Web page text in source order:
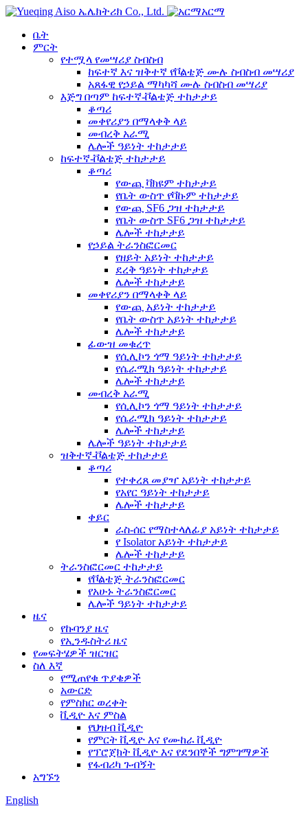
አርማ
ቤት
ምርት
የተሟላ የመሣሪያ ስብስብ
ከፍተኛ እና ዝቅተኛ የቮልቴጅ ሙሉ ስብስብ መሣሪያ
አጸፋዊ የኃይል ማካካሻ ሙሉ ስብስብ መሣሪያ
እጅግ በጣም ከፍተኛ-ቮልቴጅ ተከታታይ
ቆጣሪ
መቀየሪያን በማላቀቅ ላይ
መብረቅ አራሚ
ሌሎች ዓይነት ተከታታይ
ከፍተኛ-ቮልቴጅ ተከታታይ
ቆጣሪ
የውጪ ቫክዩም ተከታታይ
የቤት ውስጥ የቫኩም ተከታታይ
የውጪ SF6 ጋዝ ተከታታይ
የቤት ውስጥ SF6 ጋዝ ተከታታይ
ሌሎች ተከታታይ
የኃይል ትራንስፎርመር
የዘይት አይነት ተከታታይ
ደረቅ ዓይነት ተከታታይ
ሌሎች ተከታታይ
መቀየሪያን በማላቀቅ ላይ
የውጪ አይነት ተከታታይ
የቤት ውስጥ አይነት ተከታታይ
ሌሎች ተከታታይ
ፊውዝ መቁረጥ
የሲሊኮን ጎማ ዓይነት ተከታታይ
የሴራሚክ ዓይነት ተከታታይ
ሌሎች ተከታታይ
መብረቅ አራሚ
የሲሊኮን ጎማ ዓይነት ተከታታይ
የሴራሚክ ዓይነት ተከታታይ
ሌሎች ተከታታይ
ሌሎች ዓይነት ተከታታይ
ዝቅተኛ-ቮልቴጅ ተከታታይ
ቆጣሪ
የተቀረጸ መያዣ አይነት ተከታታይ
የአየር ዓይነት ተከታታይ
ሌሎች ተከታታይ
ቀይር
ራስ-ሰር የማስተላለፊያ አይነት ተከታታይ
የ Isolator አይነት ተከታታይ
ሌሎች ተከታታይ
ትራንስፎርመር ተከታታይ
የቮልቴጅ ትራንስፎርመር
የአሁኑ ትራንስፎርመር
ሌሎች ዓይነት ተከታታይ
ዜና
የኩባንያ ዜና
የኢንዱስትሪ ዜና
የመፍትሄዎች ዝርዝር
ስለ እኛ
የሚጠየቁ ጥያቄዎች
አውርድ
የምስክር ወረቀት
ቪዲዮ እና ምስል
የህዝብ ቪዲዮ
የምርት ቪዲዮ እና የሙከራ ቪዲዮ
የፕሮጀክት ቪዲዮ እና የደንበኞች ግምገማዎች
የፋብሪካ ጉብኝት
አግኙን
English